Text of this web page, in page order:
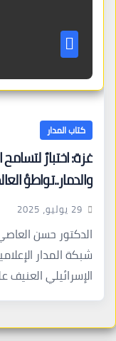
كتاب المدار
غزة: اختبارٌ
والدمار..تواطؤ
29 يوليو، 2025
الدكتور حسن
شبكة المدار
الإسرائيلي